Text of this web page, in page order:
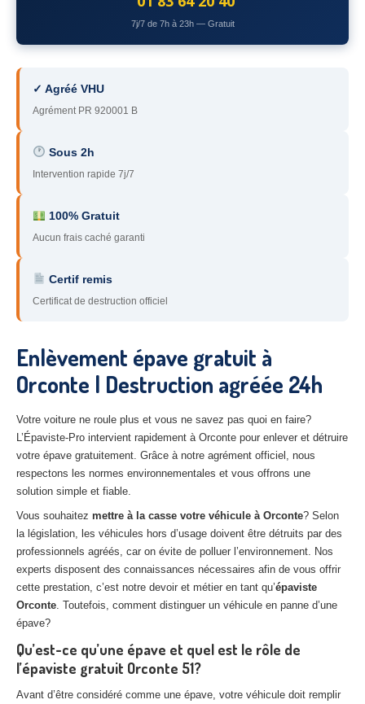
– Yvelines
92– Hauts-de-Seine
93 – Seine-Saint-Denis
94– Val-de-Marne
95 – Val d’Oise
– Essonne
89 – Yonne
51 – Marne
– Eure-et-Loir
27– Eure
– Aube
02– Aisne
Tousles secteurs
CENTREVHU AGRÉE
Centreagréé VHU Paris 75 : casse auto avec destruction
Centre
agréé VHU 77 : casse auto avec destruction
Centreagréé VHU 78 : casse auto avec destruction
Centreagréé VHU 91 : casse auto avec destruction
Centreagréé VHU 92 : casse auto avec destruction
7j/7 de 7h à 23h — Gratuit
✓ Agréé VHU
Agrément PR 920001 B
Sous 2h
Intervention rapide 7j/7
100% Gratuit
Aucun frais caché garanti
Certif remis
Certificat de destruction officiel
Enlèvement épave gratuit à
Orconte | Destruction agréée 24h
Votre voiture ne roule plus et vous ne savez pas quoi en faire?
L’Épaviste-Pro intervient rapidement à Orconte pour enlever et détruire
votre épave gratuitement. Grâce à notre agrément officiel, nous
respectons les normes environnementales et vous offrons une
solution simple et fiable.
Vous souhaitez mettre à la casse votre véhicule à Orconte? Selon
la législation, les véhicules hors d’usage doivent être détruits par des
professionnels agréés, car on évite de polluer l’environnement. Nos
experts disposent des connaissances nécessaires afin de vous offrir
cette prestation, c’est notre devoir et métier en tant qu’épaviste
Orconte. Toutefois, comment distinguer un véhicule en panne d’une
épave?
Qu’est-ce qu’une épave et quel est le rôle de
l’épaviste gratuit Orconte 51?
Avant d’être considéré comme une épave, votre véhicule doit remplir